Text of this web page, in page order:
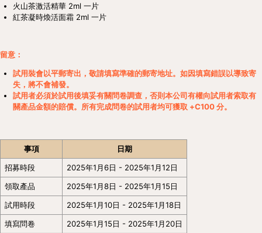
火山茶激活精華 2ml 一片
紅茶凝時煥活面霜 2ml 一片
留意：
試用裝會以平郵寄出，敬請填寫準確的郵寄地址。如因填寫錯誤以導致寄
失，將不會補發。
試用者必須於試用後填妥有關問卷調查，否則本公司有權向試用者索取有
關產品金額的賠償。所有完成問卷的試用者均可獲取 +C100 分。
事項
日期
招募時段
2025年1月6日 - 2025年1月12日
領取產品
2025年1月8日 - 2025年1月15日
試用時段
2025年1月10日 - 2025年1月18日
填寫問卷
2025年1月15日 - 2025年1月20日